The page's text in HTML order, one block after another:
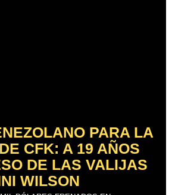
PARA LA
CFK: A 19 AÑOS
DE LAS VALIJAS
WILSON